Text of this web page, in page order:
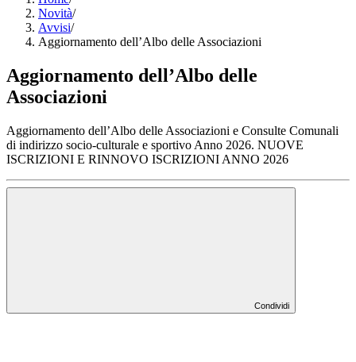
Novità/
Avvisi/
Aggiornamento dell’Albo delle Associazioni
Aggiornamento dell’Albo delle
Associazioni
Aggiornamento dell’Albo delle Associazioni e Consulte Comunali
di indirizzo socio-culturale e sportivo Anno 2026. NUOVE
ISCRIZIONI E RINNOVO ISCRIZIONI ANNO 2026
Condividi